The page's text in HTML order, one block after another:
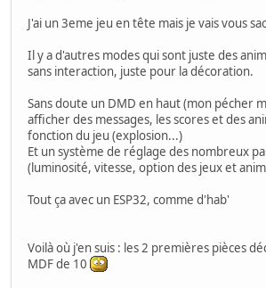
J'ai un 3eme jeu en tête mais je vais vous
Il y a d'autres modes qui sont juste des
sans interaction, juste pour la décoration.
Sans doute un DMD en haut (mon pécher
afficher des messages, les scores et des
fonction du jeu (explosion...)
Et un système de réglage des nombreux
(luminosité, vitesse, option des jeux et
Tout ça avec un ESP32, comme d'hab'
Voilà où j'en suis : les 2 premières pièces
MDF de 10